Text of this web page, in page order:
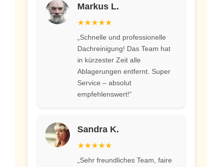
Markus L.
★★★★★
„Schnelle und professionelle
Dachreinigung! Das Team hat
in kürzester Zeit alle
Ablagerungen entfernt. Super
Service – absolut
empfehlenswert!“
Sandra K.
★★★★★
„Sehr freundliches Team, faire